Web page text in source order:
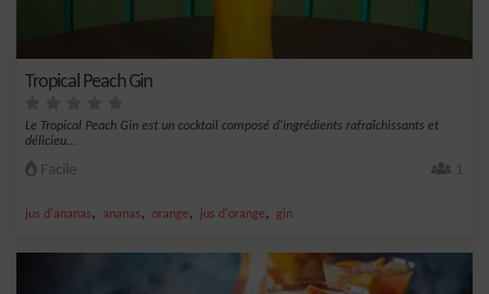
Tropical Peach Gin
Le Tropical Peach Gin est un cocktail composé d'ingrédients rafraîchissants et
délicieu...
Facile 1
jus d'ananas, ananas, orange, jus d'orange, gin